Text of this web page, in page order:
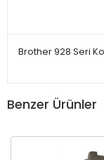
Brother 928 Seri
Benzer Ürünler